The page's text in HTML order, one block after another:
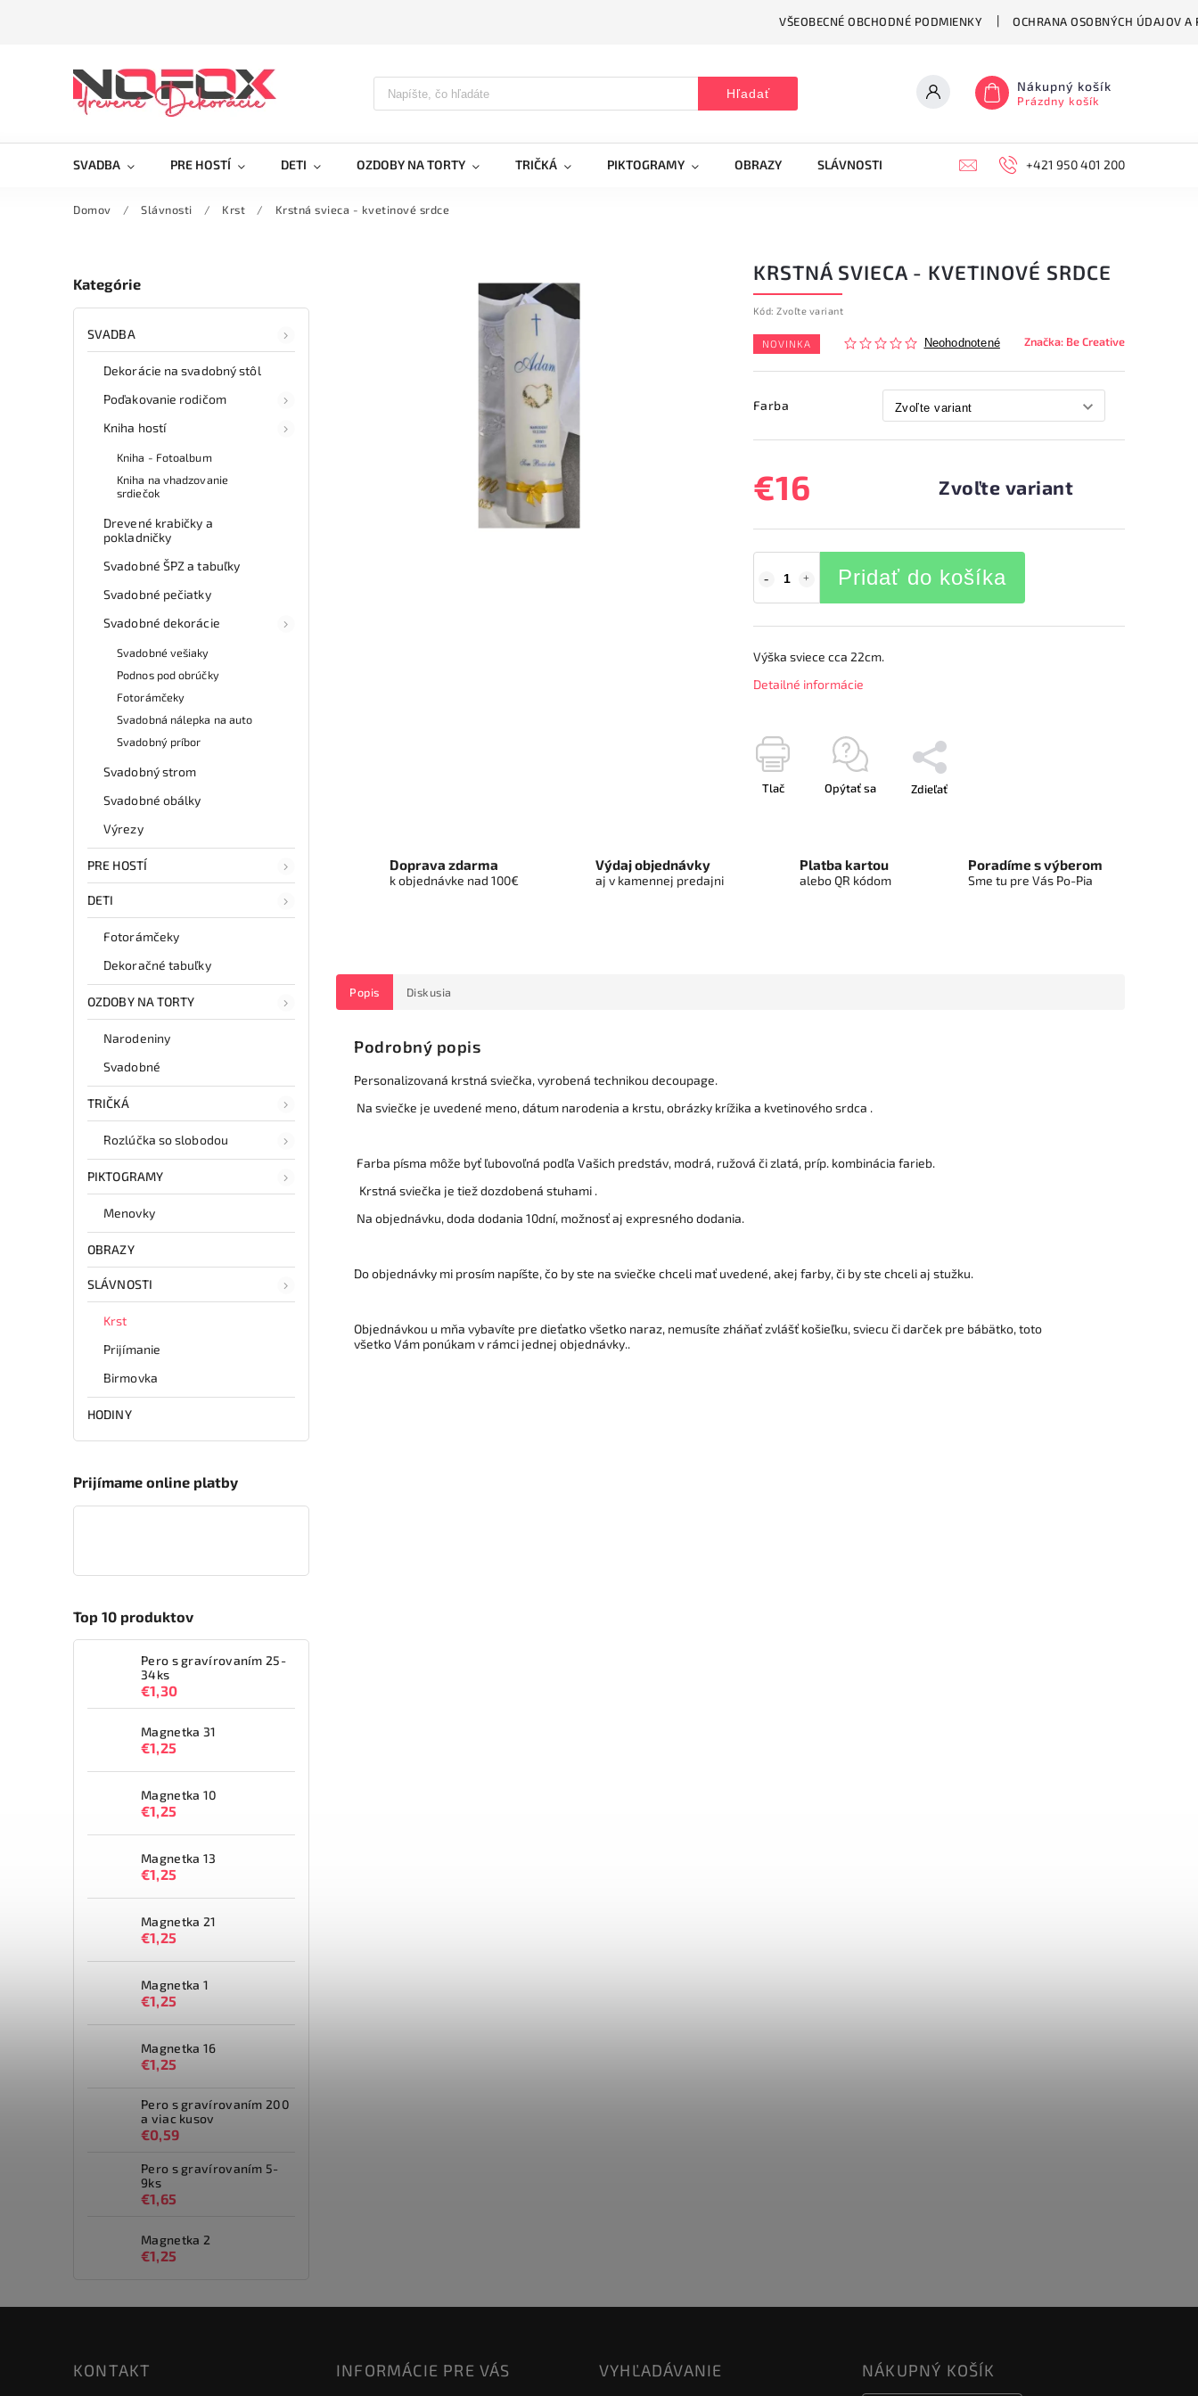
VŠEOBECNÉ OBCHODNÉ PODMIENKY OCHRANA OSOBNÝCH ÚDAJOV A
Hľadať Nákupný košík
Prázdny košík
SVADBA PRE HOSTÍ DETI OZDOBY NA TORTY TRIČKÁ PIKTOGRAMY OBRAZY SLÁVNOSTI HODINY KONTAKT VŠEOBECNÉ
+421 950 401 200
Domov / Slávnosti / Krst / Krstná svieca - kvetinové srdce
Kategórie
SVADBA
Dekorácie na svadobný stôl
Poďakovanie rodičom
Kniha hostí
Kniha - Fotoalbum
Kniha na vhadzovanie
srdiečok
Drevené krabičky a
pokladničky
Svadobné ŠPZ a tabuľky
Svadobné pečiatky
Svadobné dekorácie
Svadobné vešiaky
Podnos pod obrúčky
Fotorámčeky
Svadobná nálepka na auto
Svadobný príbor
Svadobný strom
Svadobné obálky
Výrezy
PRE HOSTÍ
DETI
Fotorámčeky
Dekoračné tabuľky
OZDOBY NA TORTY
Narodeniny
Svadobné
TRIČKÁ
Rozlúčka so slobodou
PIKTOGRAMY
Menovky
OBRAZY
SLÁVNOSTI
Krst
Prijímanie
Birmovka
HODINY
Prijímame online platby
Top 10 produktov
Pero s gravírovaním 25-
34ks
€1,30
Magnetka 31
€1,25
Magnetka 10
€1,25
Magnetka 13
€1,25
Magnetka 21
€1,25
Magnetka 1
€1,25
Magnetka 16
€1,25
Pero s gravírovaním 200
a viac kusov
€0,59
Pero s gravírovaním 5-
9ks
€1,65
Magnetka 2
€1,25
KRSTNÁ SVIECA - KVETINOVÉ SRDCE
Kód: Zvoľte variant
NOVINKA Neohodnotené Značka: Be Creative
Farba
€16 Zvoľte variant
Pridať do košíka
Výška sviece cca 22cm.
Detailné informácie
Tlač Opýtať sa Zdieľať
Doprava zdarma
k objednávke nad 100€
Výdaj objednávky
aj v kamennej predajni
Platba kartou
alebo QR kódom
Poradíme s výberom
Sme tu pre Vás Po-Pia
Popis Diskusia
Podrobný popis
Personalizovaná krstná sviečka, vyrobená technikou decoupage.
Na sviečke je uvedené meno, dátum narodenia a krstu, obrázky krížika a kvetinového srdca .
Farba písma môže byť ľubovoľná podľa Vašich predstáv, modrá, ružová či zlatá, príp. kombinácia farieb.
Krstná sviečka je tiež dozdobená stuhami .
Na objednávku, doda dodania 10dní, možnosť aj expresného dodania.
Do objednávky mi prosím napíšte, čo by ste na sviečke chceli mať uvedené, akej farby, či by ste chceli aj stužku.
Objednávkou u mňa vybavíte pre dieťatko všetko naraz, nemusíte zháňať zvlášť košieľku, sviecu či darček pre bábätko, toto
všetko Vám ponúkam v rámci jednej objednávky..
KONTAKT INFORMÁCIE PRE VÁS VYHĽADÁVANIE NÁKUPNÝ KOŠÍK